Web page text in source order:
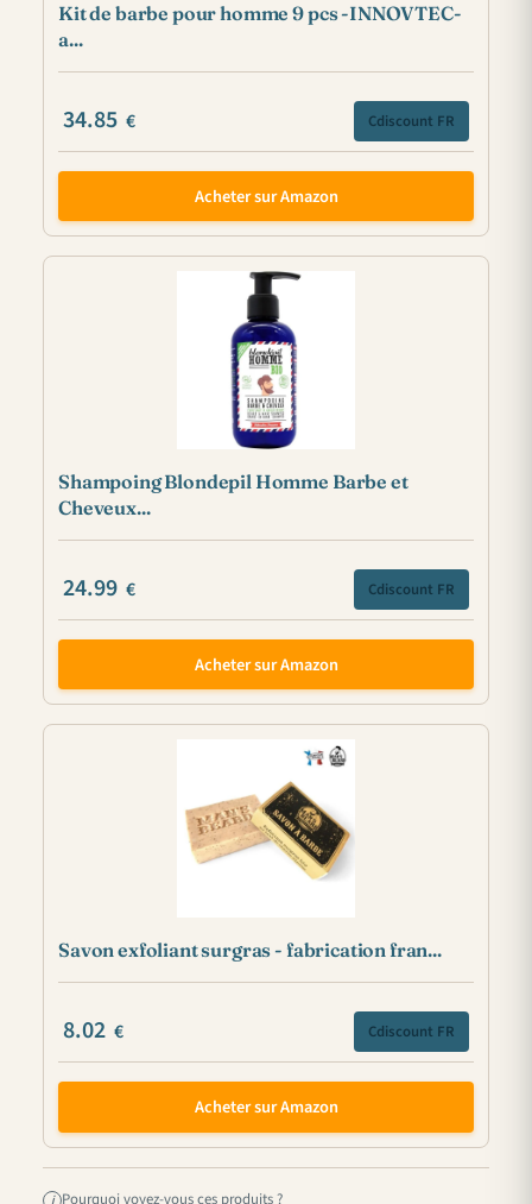
Kit de barbe pour homme 9 pcs -INNOVTEC-
a...
34.85 € Cdiscount FR
Acheter sur Amazon
Shampoing Blondepil Homme Barbe et
Cheveux...
24.99 € Cdiscount FR
Acheter sur Amazon
Savon exfoliant surgras - fabrication fran...
8.02 € Cdiscount FR
Acheter sur Amazon
i Pourquoi voyez-vous ces produits ?